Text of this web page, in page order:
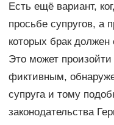
Есть ещё вариант,
просьбе супругов, а
которых брак
Это может
фиктивным,
супруга и тому
законодательства